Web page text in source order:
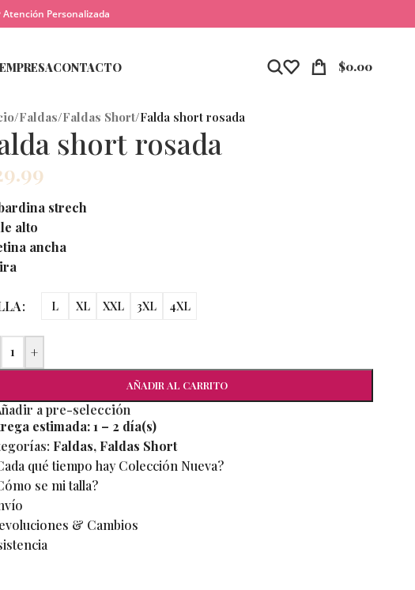
Atención Personalizada
EMPRESACONTACTO $0.00
/Faldas/Faldas Short/Falda short rosada
short rosada
strech
alto
ancha
L XL XXL 3XL 4XL
+
AÑADIR AL CARRITO
a pre-selección
estimada:1 – 2 día(s)
Faldas, Faldas Short
qué tiempo hay Colección Nueva?
se mi talla?
& Cambios